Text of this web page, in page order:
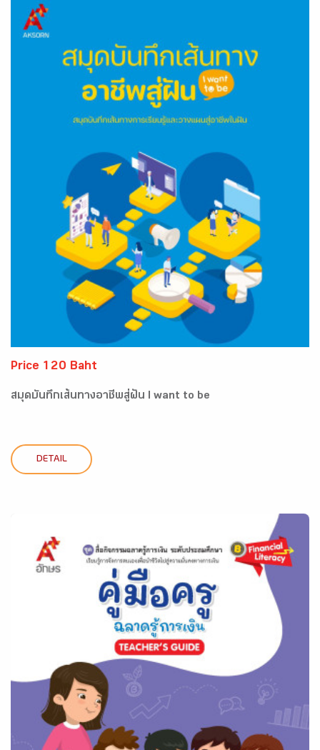
Price 120 Baht
สมุดบันทึกเส้นทางอาชีพสู่ฝัน I want to be
DETAIL